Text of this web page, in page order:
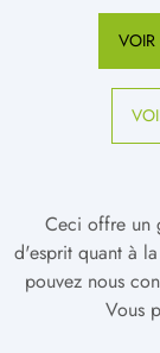
Ceci offre un
d'esprit quant à
pouvez nous
Vous